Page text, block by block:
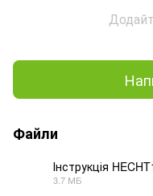
Файли
Інструкція
3.7 МБ